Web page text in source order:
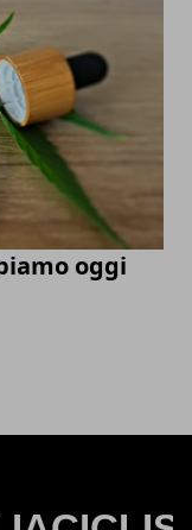
oggi